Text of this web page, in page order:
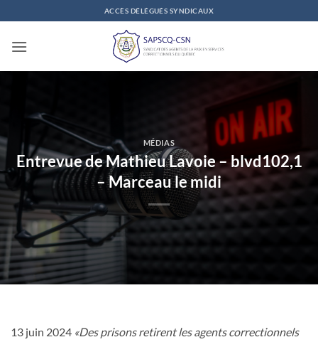
au
contenu
ACCÈS DÉLÉGUÉS SYNDICAUX
MÉDIAS
Entrevue de Mathieu Lavoie – blvd102,1
– Marceau le midi
13 juin 2024 «Des prisons retirent les agents correctionnels